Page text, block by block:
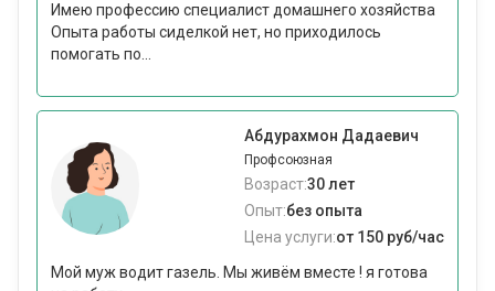
Имею профессию специалист домашнего хозяйства
Опыта работы сиделкой нет, но приходилось
помогать по...
Абдурахмон Дадаевич
Профсоюзная
Возраст:30 лет
Опыт:без опыта
Цена услуги:от 150 руб/час
Мой муж водит газель. Мы живём вместе ! я готова